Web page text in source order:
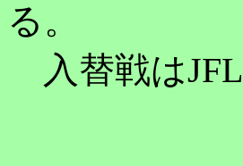
る。
入替戦は